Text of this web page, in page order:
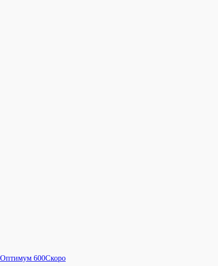
Оптимум 600Скоро